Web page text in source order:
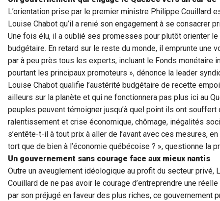
L’orientation prise par le premier ministre Philippe Couillard
Louise Chabot qu’il a renié son engagement à se consacrer
Une fois élu, il a oublié ses promesses pour plutôt orienter
budgétaire. En retard sur le reste du monde, il emprunte une
par à peu près tous les experts, incluant le Fonds monétaire
pourtant les principaux promoteurs », dénonce la leader
Louise Chabot qualifie l’austérité budgétaire de recette
ailleurs sur la planète et qui ne fonctionnera pas plus ici au
peuples peuvent témoigner jusqu’à quel point ils ont souffert
ralentissement et crise économique, chômage, inégalités
s’entête-t-il à tout prix à aller de l’avant avec ces mesures,
tort que de bien à l’économie québécoise ? », questionne la
Un gouvernement sans courage face aux mieux nantis
Outre un aveuglement idéologique au profit du secteur privé,
Couillard de ne pas avoir le courage d’entreprendre une
par son préjugé en faveur des plus riches, ce gouvernement